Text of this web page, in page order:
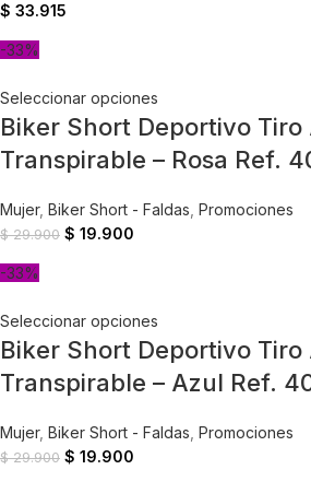
$ 33.915
-33%
Seleccionar opciones
Biker Short Deportivo Tiro
Transpirable – Rosa Ref.
Mujer, Biker Short - Faldas Promociones
$29.900 $ 19.900
-33%
Seleccionar opciones
Biker Short Deportivo Tiro
Transpirable – Azul Ref.
Mujer, Biker Short - Faldas Promociones
$29.900 $ 19.900